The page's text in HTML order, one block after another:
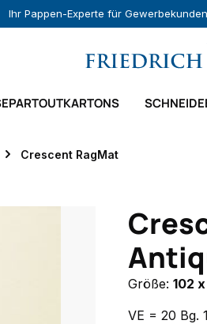
Ihr Pappen-Experte für Gewerbekunden
Crescent RagMat
Größe: 102
VE = 20 Bg.